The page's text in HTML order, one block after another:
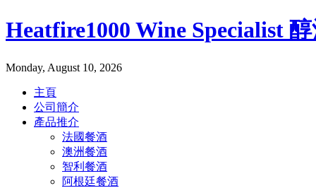
Heatfire1000 Wine Specialist
Monday, August 10, 2026
主頁
公司簡介
產品推介
法國餐酒
澳洲餐酒
智利餐酒
阿根廷餐酒